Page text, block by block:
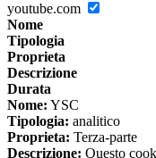
youtube.com
Nome
Tipologia
Proprieta
Descrizione
Durata
Nome: YSC
Tipologia: analitico
Proprieta: Terza-parte
Descrizione: Questo